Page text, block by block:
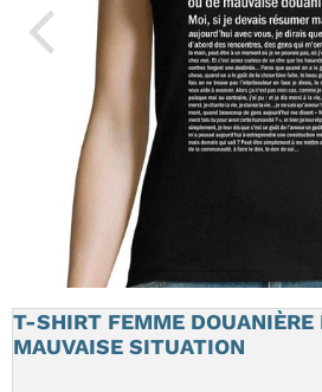
T-SHIRT FEMME DOUANIÈRE
MAUVAISE SITUATION